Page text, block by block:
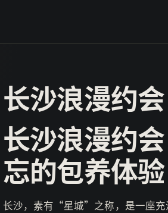
长沙浪漫约会
长沙浪漫约
忘的包养体验
长沙，素有“星城”之称，是一座充